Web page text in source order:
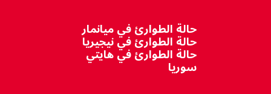
حالة الطوارئ في ميانمار
حالة الطوارئ في نيجيريا
حالة الطوارئ في هايتي
سوريا